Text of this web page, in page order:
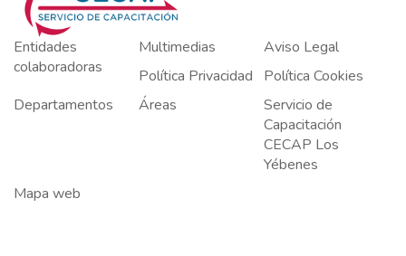
Entidades
colaboradoras
Multimedias
Aviso Legal
Política Privacidad
Política Cookies
Departamentos
Áreas
Servicio de
Capacitación
CECAP Los
Yébenes
Mapa web